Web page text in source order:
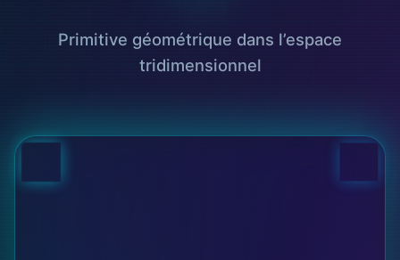
Primitive géométrique dans l’espace
tridimensionnel